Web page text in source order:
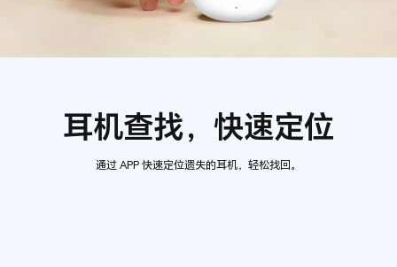
耳机查找，快速定位
通过 APP 快速定位遗失的耳机，轻松找回。